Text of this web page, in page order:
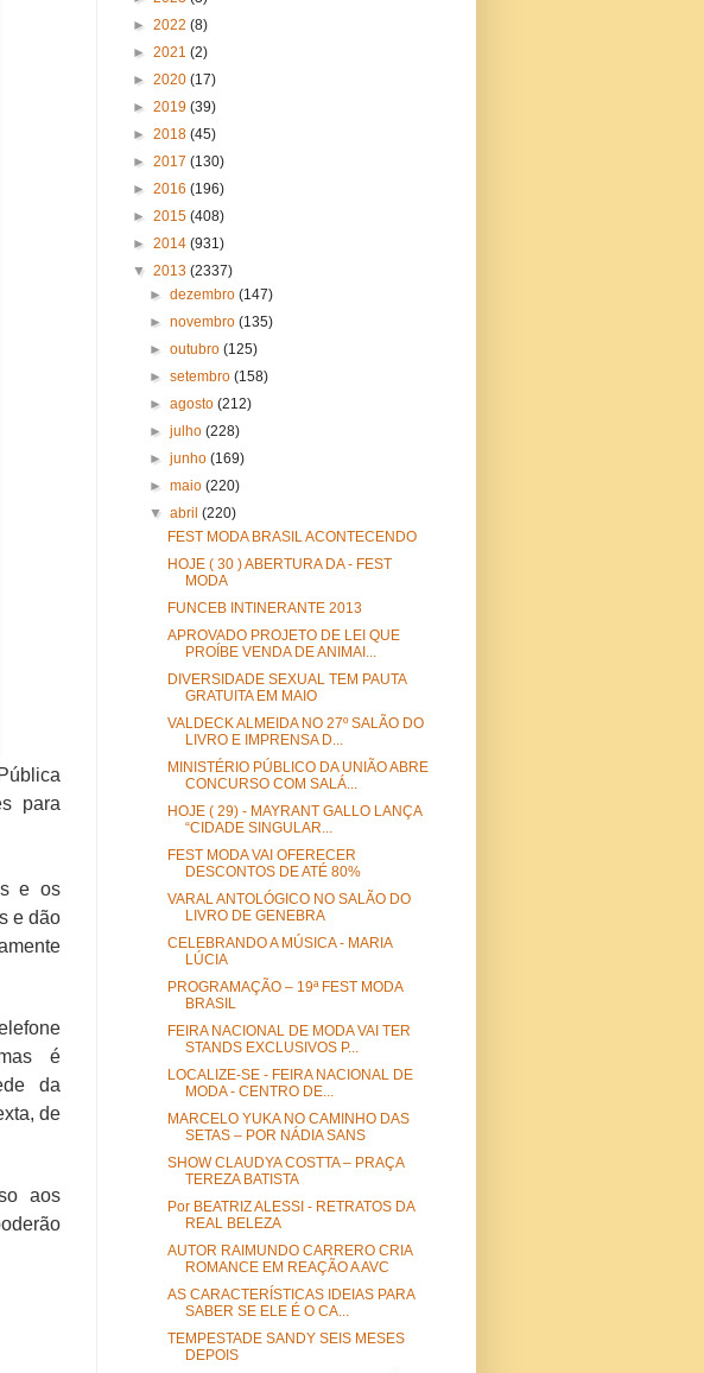
para
e os
e dão
é
da
de
aos
► 2022 (8)
► 2021 (2)
► 2020 (17)
► 2019 (39)
► 2018 (45)
► 2017 (130)
► 2016 (196)
► 2015 (408)
► 2014 (931)
▼ 2013 (2337)
►dezembro(147)
►novembro(135)
►outubro(125)
►setembro(158)
►agosto(212)
►julho(228)
►junho(169)
►maio(220)
▼abril(220)
FEST MODA BRASIL ACONTECENDO
HOJE ( 30 ) ABERTURA DA - FEST
MODA
FUNCEB INTINERANTE 2013
APROVADO PROJETO DE LEI QUE
PROÍBE VENDA DE ANIMAI...
DIVERSIDADE SEXUAL TEM PAUTA
GRATUITA EM MAIO
VALDECK ALMEIDA NO 27º SALÃO DO
LIVRO E IMPRENSA D...
MINISTÉRIO PÚBLICO DA UNIÃO ABRE
CONCURSO COM SALÁ...
HOJE ( 29) - MAYRANT GALLO LANÇA
“CIDADE SINGULAR...
FEST MODA VAI OFERECER
DESCONTOS DE ATÉ 80%
VARAL ANTOLÓGICO NO SALÃO DO
LIVRO DE GENEBRA
CELEBRANDO A MÚSICA - MARIA
LÚCIA
PROGRAMAÇÃO – 19ª FEST MODA
BRASIL
FEIRA NACIONAL DE MODA VAI TER
STANDS EXCLUSIVOS P...
LOCALIZE-SE - FEIRA NACIONAL DE
MODA - CENTRO DE...
MARCELO YUKA NO CAMINHO DAS
SETAS – POR NÁDIA SANS
SHOW CLAUDYA COSTTA – PRAÇA
TEREZA BATISTA
Por BEATRIZ ALESSI - RETRATOS DA
REAL BELEZA
AUTOR RAIMUNDO CARRERO CRIA
ROMANCE EM REAÇÃO A AVC
AS CARACTERÍSTICAS IDEIAS PARA
SABER SE ELE É O CA...
TEMPESTADE SANDY SEIS MESES
DEPOIS